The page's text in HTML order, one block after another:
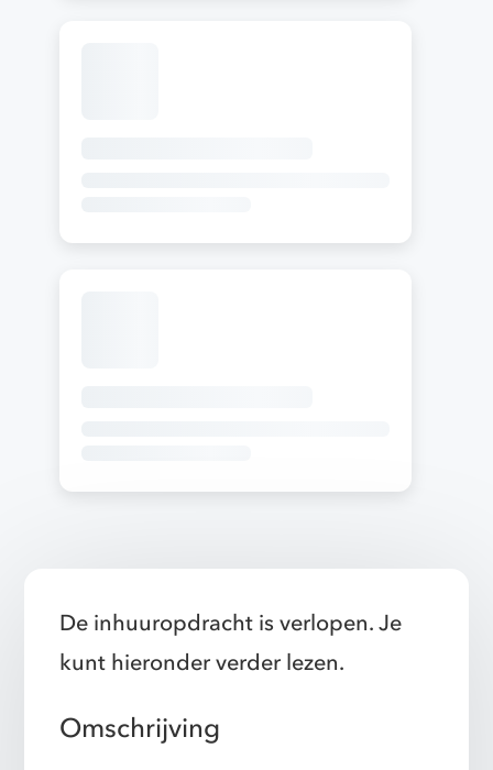
De inhuuropdracht is verlopen. Je
kunt hieronder verder lezen.
Omschrijving